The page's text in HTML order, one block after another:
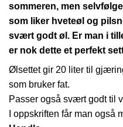
sommeren, men
som liker hveteøl og
svært godt øl. Er man i
er nok dette et perfekt
Ølsettet gir 20 liter til
som bruker fat.
Passer også svært godt til
I oppskriften får man også